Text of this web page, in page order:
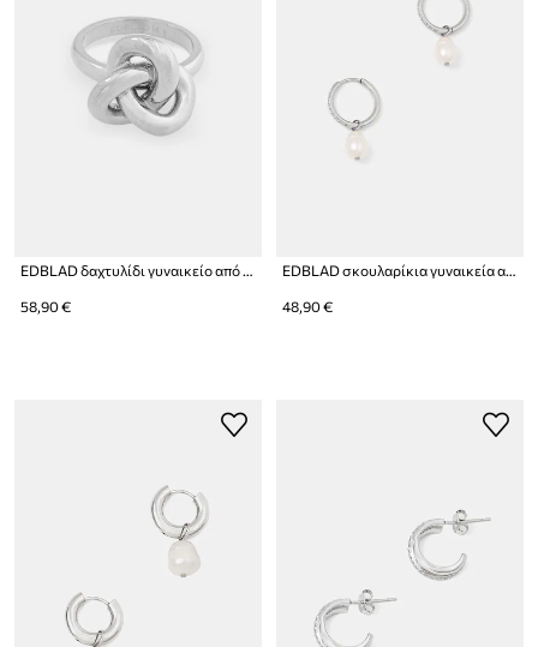
EDBLAD δαχτυλίδι γυναικείο από ανοξείδωτο ατσάλι Infinity Knot
58,90 €
EDBLAD σκουλαρίκια γυναικεία από ανοξείδωτο ατσάλι με μαργαριτάρι Perla
48,90 €